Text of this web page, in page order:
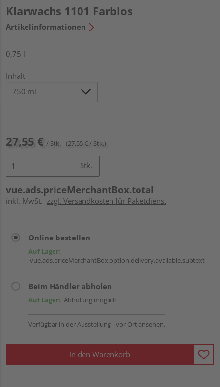
Klarwachs 1101 Farblos
Artikelinformationen
0,75 l
Inhalt
27,55 € / Stk. (27,55 € / Stk.)
Stk.
vue.ads.priceMerchantBox.total
inkl. MwSt. zzgl. Versandkosten für Paketdienst
Online bestellen
Auf Lager:
vue.ads.priceMerchantBox.option.delivery.available.subtext
Beim Händler abholen
Auf Lager: Abholung möglich
Verfügbar in der Ausstellung - vor Ort ansehen.
In den Warenkorb